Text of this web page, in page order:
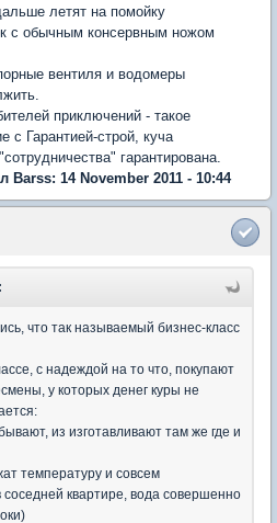
летят на помойку
с обычным консервным ножом
вентиля и водомеры
приключений - такое
с Гарантией-строй, куча
гарантирована.
Barss: 14 November 2011 - 10:44
что так называемый бизнес-класс
с надеждой на то что, покупают
у которых денег куры не
из изготавливают там же где и
температуру и совсем
квартире, вода совершенно